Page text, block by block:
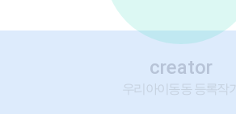
creator
우리아이동동 등록작가